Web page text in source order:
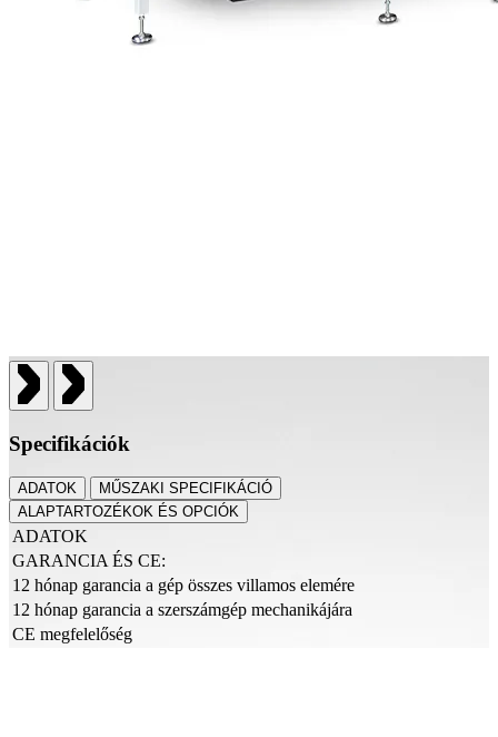
Specifikációk
ADATOK
MŰSZAKI SPECIFIKÁCIÓ
ALAPTARTOZÉKOK ÉS OPCIÓK
ADATOK
GARANCIA ÉS CE:
12 hónap garancia a gép összes villamos elemére
12 hónap garancia a szerszámgép mechanikájára
CE megfelelőség